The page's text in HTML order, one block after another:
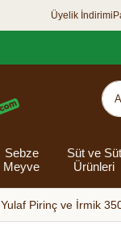
Üyelik İndirimi
Sebze
Meyve
Süt ve Süt
Ürünleri
Yulaf Pirinç ve İrmik